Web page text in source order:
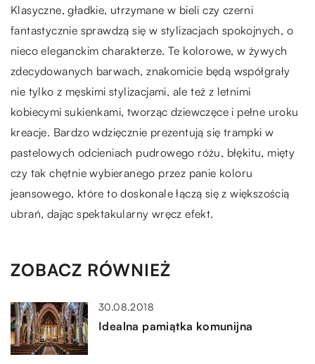
Klasyczne, gładkie, utrzymane w bieli czy czerni
fantastycznie sprawdzą się w stylizacjach spokojnych, o
nieco eleganckim charakterze. Te kolorowe, w żywych
zdecydowanych barwach, znakomicie będą współgrały
nie tylko z męskimi stylizacjami, ale też z letnimi
kobiecymi sukienkami, tworząc dziewczęce i pełne uroku
kreacje. Bardzo wdzięcznie prezentują się trampki w
pastelowych odcieniach pudrowego różu, błękitu, mięty
czy tak chętnie wybieranego przez panie koloru
jeansowego, które to doskonale łączą się z większością
ubrań, dając spektakularny wręcz efekt.
ZOBACZ RÓWNIEŻ
30.08.2018
Idealna pamiątka komunijna